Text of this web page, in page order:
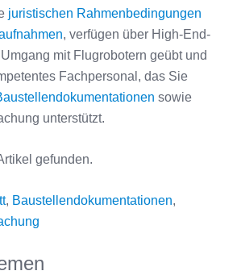
juristischen Rahmenbedingungen
, verfügen über High-End-
mit Flugrobotern geübt und
Fachpersonal, das Sie
sowie
unterstützt.
gefunden.
, Baustellendokumentationen,